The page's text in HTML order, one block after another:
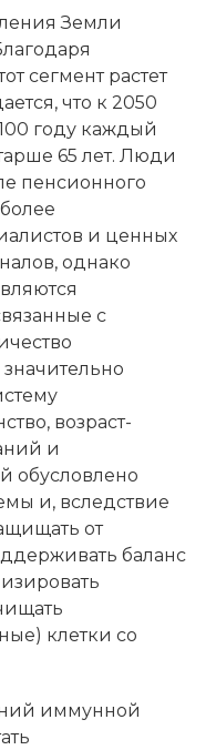
Земли
сегмент растет
что к 2050
году каждый
65 лет. Люди
пенсионного
и ценных
однако
с
возраст-
и
обусловлено
и, вследствие
от
баланс
клетки со
иммунной